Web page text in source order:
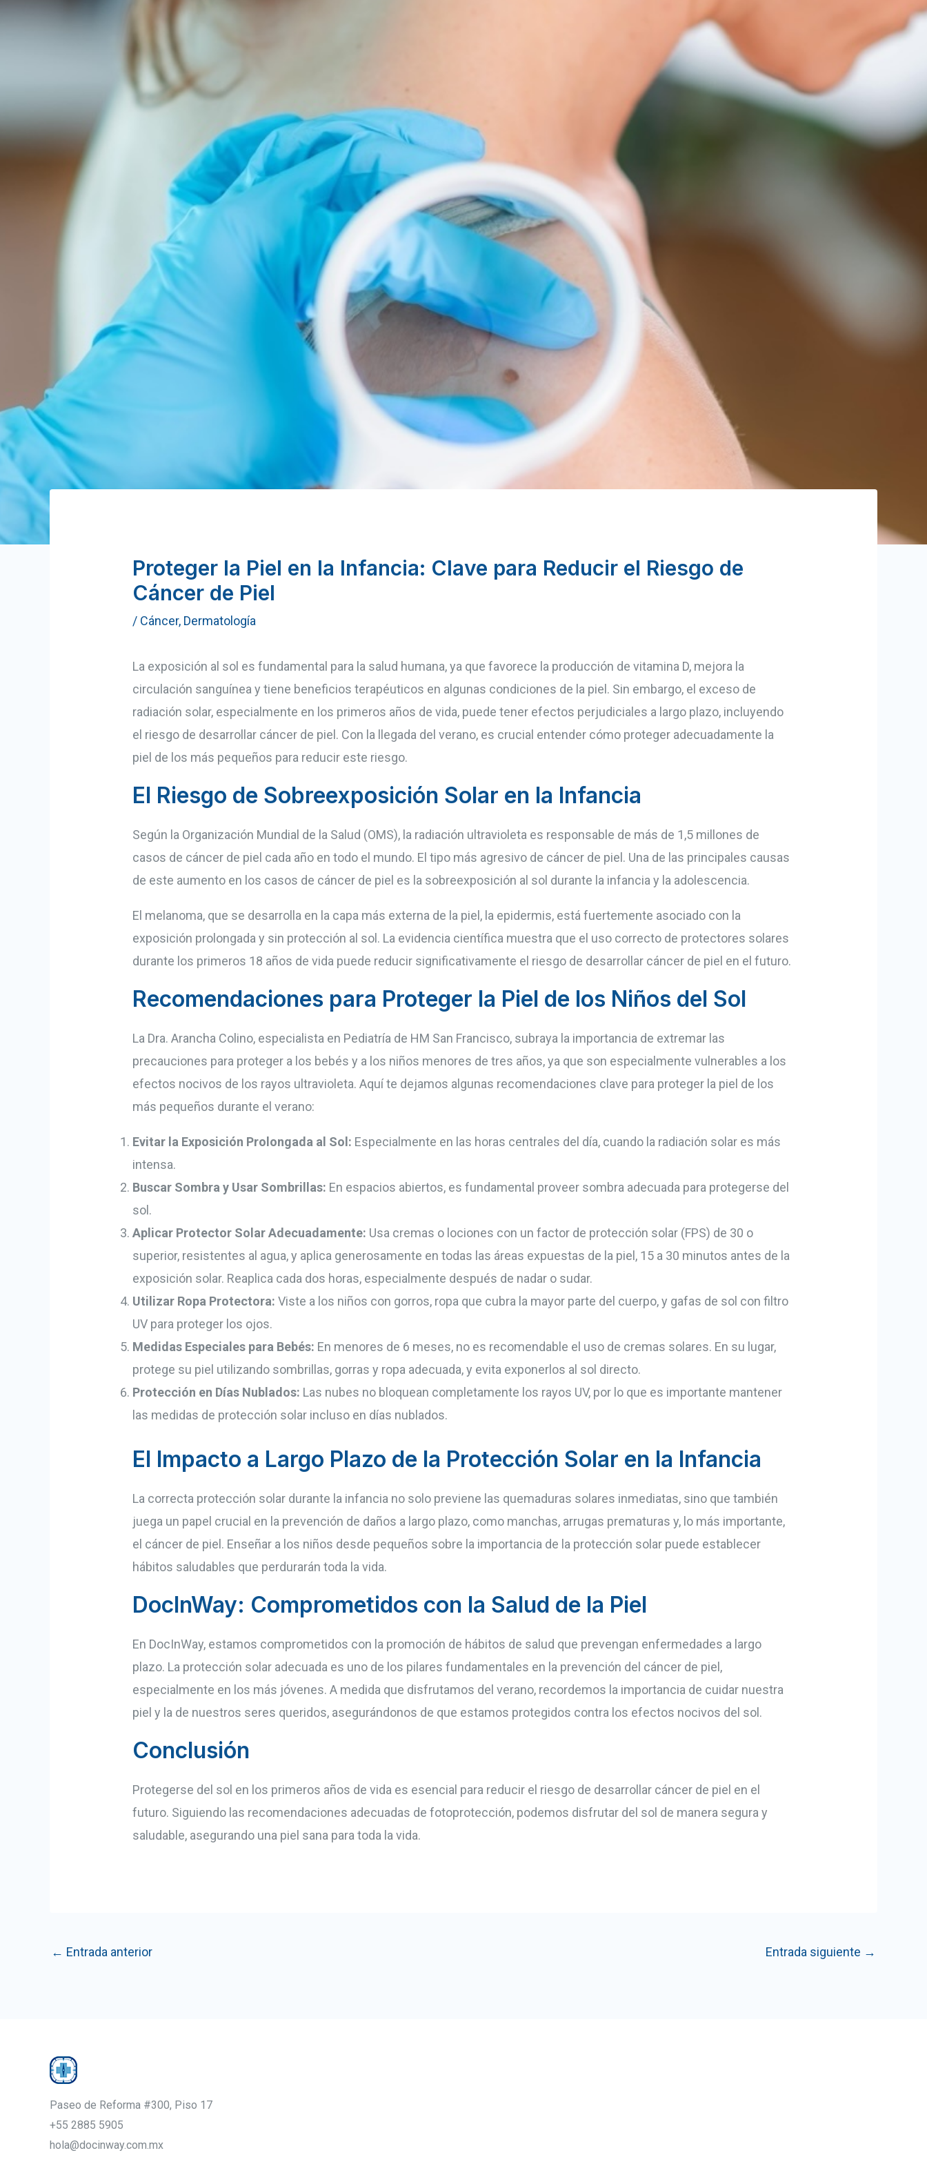
Proteger la Piel en la Infancia: Clave para Reducir el Riesgo de
Cáncer de Piel
/ Cáncer, Dermatología
La exposición al sol es fundamental para la salud humana, ya que favorece la producción de vitamina D, mejora la
circulación sanguínea y tiene beneficios terapéuticos en algunas condiciones de la piel. Sin embargo, el exceso de
radiación solar, especialmente en los primeros años de vida, puede tener efectos perjudiciales a largo plazo, incluyendo
el riesgo de desarrollar cáncer de piel. Con la llegada del verano, es crucial entender cómo proteger adecuadamente la
piel de los más pequeños para reducir este riesgo.
El Riesgo de Sobreexposición Solar en la Infancia
Según la Organización Mundial de la Salud (OMS), la radiación ultravioleta es responsable de más de 1,5 millones de
casos de cáncer de piel cada año en todo el mundo. El tipo más agresivo de cáncer de piel. Una de las principales causas
de este aumento en los casos de cáncer de piel es la sobreexposición al sol durante la infancia y la adolescencia.
El melanoma, que se desarrolla en la capa más externa de la piel, la epidermis, está fuertemente asociado con la
exposición prolongada y sin protección al sol. La evidencia científica muestra que el uso correcto de protectores solares
durante los primeros 18 años de vida puede reducir significativamente el riesgo de desarrollar cáncer de piel en el futuro.
Recomendaciones para Proteger la Piel de los Niños del Sol
La Dra. Arancha Colino, especialista en Pediatría de HM San Francisco, subraya la importancia de extremar las
precauciones para proteger a los bebés y a los niños menores de tres años, ya que son especialmente vulnerables a los
efectos nocivos de los rayos ultravioleta. Aquí te dejamos algunas recomendaciones clave para proteger la piel de los
más pequeños durante el verano:
Evitar la Exposición Prolongada al Sol: Especialmente en las horas centrales del día, cuando la radiación solar es más
intensa.
Buscar Sombra y Usar Sombrillas: En espacios abiertos, es fundamental proveer sombra adecuada para protegerse del
sol.
Aplicar Protector Solar Adecuadamente: Usa cremas o lociones con un factor de protección solar (FPS) de 30 o
superior, resistentes al agua, y aplica generosamente en todas las áreas expuestas de la piel, 15 a 30 minutos antes de la
exposición solar. Reaplica cada dos horas, especialmente después de nadar o sudar.
Utilizar Ropa Protectora: Viste a los niños con gorros, ropa que cubra la mayor parte del cuerpo, y gafas de sol con filtro
UV para proteger los ojos.
Medidas Especiales para Bebés: En menores de 6 meses, no es recomendable el uso de cremas solares. En su lugar,
protege su piel utilizando sombrillas, gorras y ropa adecuada, y evita exponerlos al sol directo.
Protección en Días Nublados: Las nubes no bloquean completamente los rayos UV, por lo que es importante mantener
las medidas de protección solar incluso en días nublados.
El Impacto a Largo Plazo de la Protección Solar en la Infancia
La correcta protección solar durante la infancia no solo previene las quemaduras solares inmediatas, sino que también
juega un papel crucial en la prevención de daños a largo plazo, como manchas, arrugas prematuras y, lo más importante,
el cáncer de piel. Enseñar a los niños desde pequeños sobre la importancia de la protección solar puede establecer
hábitos saludables que perdurarán toda la vida.
DocInWay: Comprometidos con la Salud de la Piel
En DocInWay, estamos comprometidos con la promoción de hábitos de salud que prevengan enfermedades a largo
plazo. La protección solar adecuada es uno de los pilares fundamentales en la prevención del cáncer de piel,
especialmente en los más jóvenes. A medida que disfrutamos del verano, recordemos la importancia de cuidar nuestra
piel y la de nuestros seres queridos, asegurándonos de que estamos protegidos contra los efectos nocivos del sol.
Conclusión
Protegerse del sol en los primeros años de vida es esencial para reducir el riesgo de desarrollar cáncer de piel en el
futuro. Siguiendo las recomendaciones adecuadas de fotoprotección, podemos disfrutar del sol de manera segura y
saludable, asegurando una piel sana para toda la vida.
Navegación
← Entrada anterior Entrada siguiente →
Paseo de Reforma #300, Piso 17
+55 2885 5905
hola@docinway.com.mx